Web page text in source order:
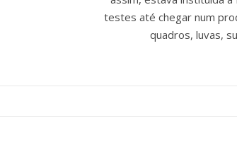
testes até chegar num
quadros, luvas,